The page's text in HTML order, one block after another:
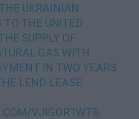
UKRAINIAN
TO THE UNITED
SUPPLY OF
GAS WITH
IN TWO YEARS
LEND-LEASE
VJIGOR1WTB